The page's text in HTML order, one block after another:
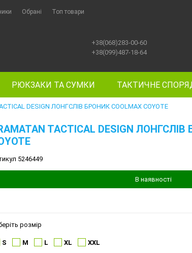
Обрані Топ товари
+38(068)283-00-60
+38(099)487-18-64
РЮКЗАКИ ТА СУМКИ ТАКТИЧНЕ
DESIGN ЛОНГСЛІВ БРОНИК COOLMAX COYOTE
TACTICAL DESIGN
5246449
В наявності
розмір
S M L XL XXL